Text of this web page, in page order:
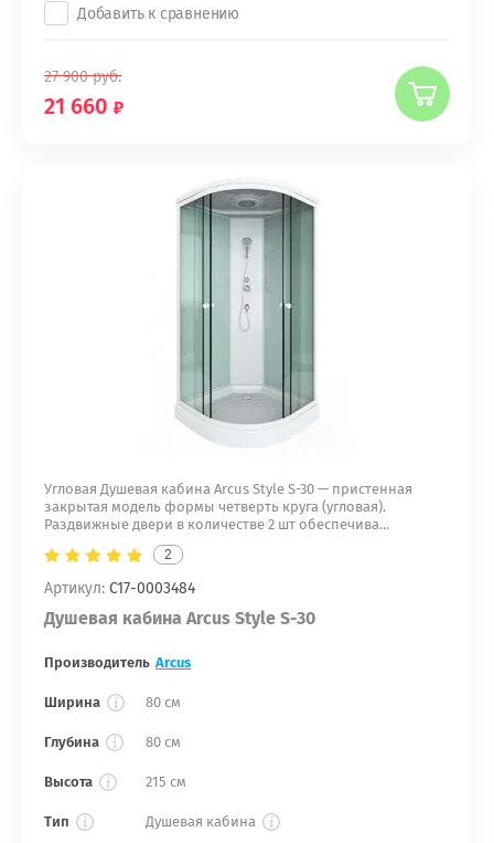
Добавить к сравнению
27 900руб.
21 660
Угловая Душевая кабина Arcus Style S-30 — пристенная
закрытая модель формы четверть круга (угловая).
Раздвижные двери в количестве 2 шт обеспечива...
2
Артикул: С17-0003484
Душевая кабина Arcus Style S-30
Производитель Arcus
Ширина 80 см
Глубина 80 см
Высота 215 см
Тип Душевая кабина